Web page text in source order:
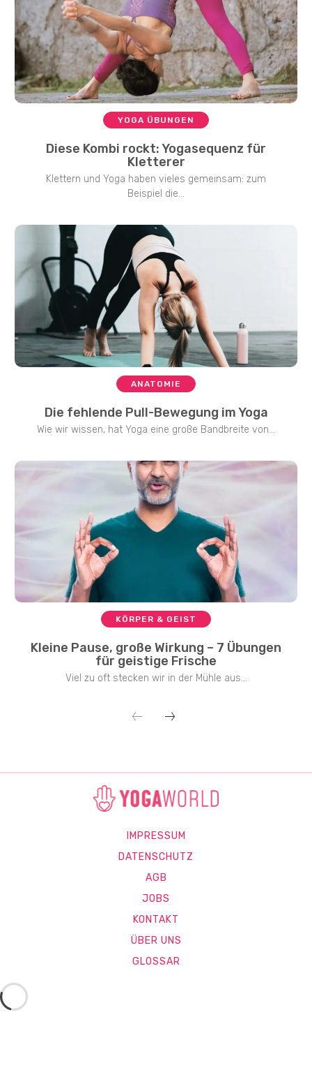
YOGA ÜBUNGEN
Diese Kombi rockt: Yogasequenz für
Kletterer
Klettern und Yoga haben vieles gemeinsam: zum
Beispiel die...
ANATOMIE
Die fehlende Pull-Bewegung im Yoga
Wie wir wissen, hat Yoga eine große Bandbreite von...
KÖRPER & GEIST
Kleine Pause, große Wirkung – 7 Übungen
für geistige Frische
Viel zu oft stecken wir in der Mühle aus...
IMPRESSUM
DATENSCHUTZ
AGB
JOBS
KONTAKT
ÜBER UNS
GLOSSAR